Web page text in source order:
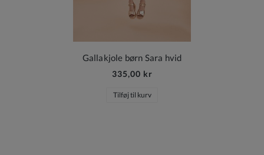
Gallakjole børn Sara hvid
335,00 kr
Tilføj til kurv